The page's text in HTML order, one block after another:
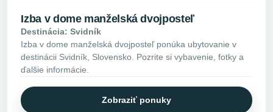
Izba v dome manželská dvojposteľ
Destinácia: Svidník
Izba v dome manželská dvojposteľ ponúka ubytovanie v
destinácii Svidník, Slovensko. Pozrite si vybavenie, fotky a
ďalšie informácie.
Zobraziť ponuky